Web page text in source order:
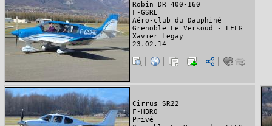
Robin DR 400-160
F-GSRE
Aéro-club du Dauphiné
Grenoble Le Versoud - LFLG
Xavier Legay
23.02.14
Cirrus SR22
F-HBRO
Privé